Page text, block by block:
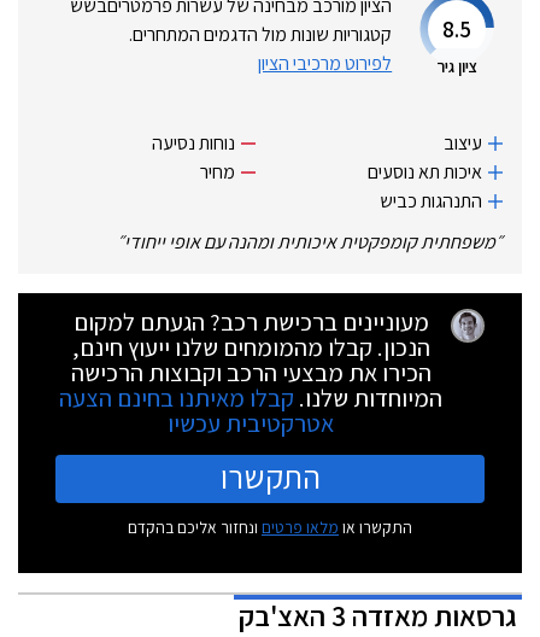
8.5
ציון גיר
קטגוריות שונות מול הדגמים המתחרים.
לפירוט מרכיבי הציון
עיצוב
איכות תא נוסעים
התנהגות כביש
נוחות נסיעה
מחיר
״משפחתית קומפקטית איכותית ומהנה עם אופי ייחודי״
מעוניינים ברכישת רכב? הגעתם למקום
הנכון. קבלו מהמומחים שלנו ייעוץ חינם,
הכירו את מבצעי הרכב וקבוצות הרכישה
המיוחדות שלנו. קבלו מאיתנו בחינם הצעה
אטרקטיבית עכשיו
התקשרו
התקשרו או מלאו פרטים ונחזור אליכם בהקדם
גרסאותמאזדה 3 האצ'בק